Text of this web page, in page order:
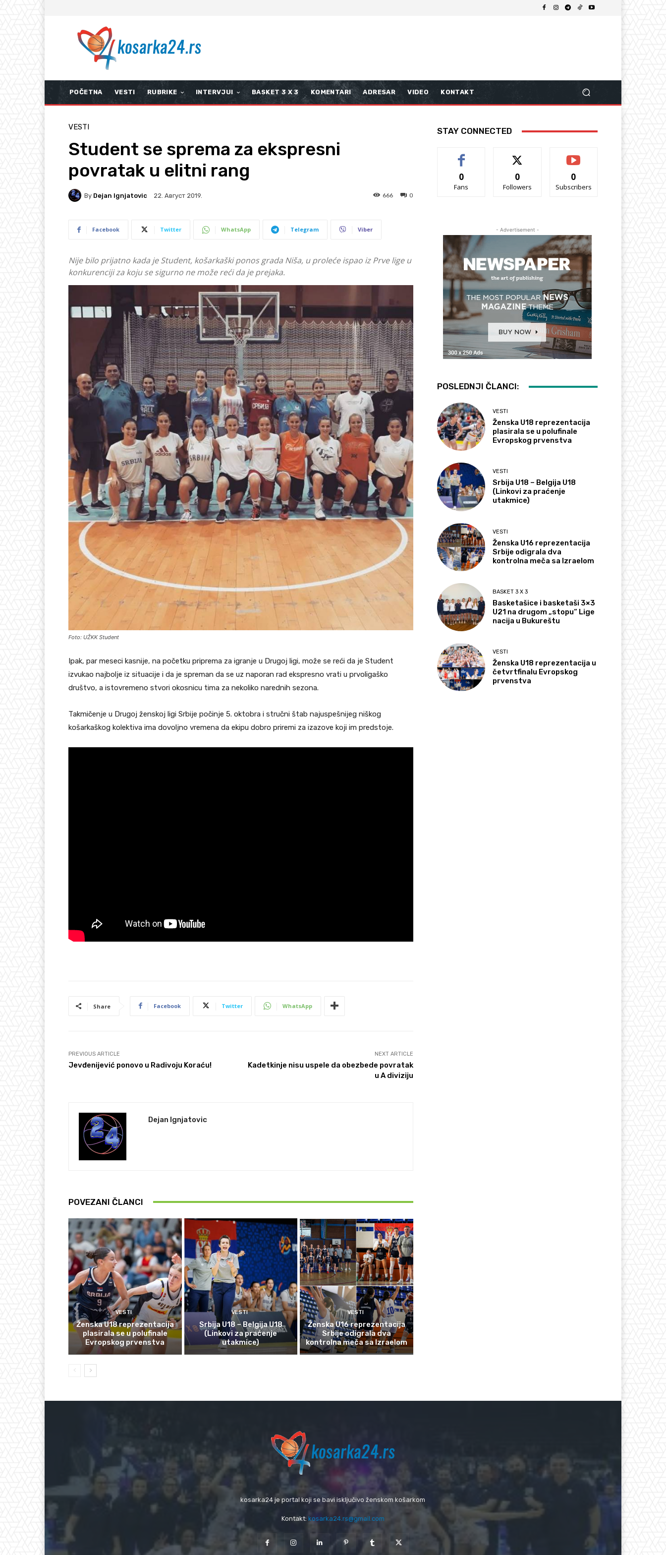
POČETNA VESTI RUBRIKE INTERVJUI BASKET 3 X 3 KOMENTARI ADRESAR VIDEO KONTAKT
VESTI
Student se sprema za ekspresni
povratak u elitni rang
By Dejan Ignjatovic 22. Август 2019. 0
666
Facebook Twitter WhatsApp Telegram Viber
Nije bilo prijatno kada je Student, košarkaški ponos grada Niša, u proleće ispao iz Prve lige u
konkurenciji za koju se sigurno ne može reći da je prejaka.
Foto: UŽKK Student
Ipak, par meseci kasnije, na početku priprema za igranje u Drugoj ligi, može se reći da je Student
izvukao najbolje iz situacije i da je spreman da se uz naporan rad ekspresno vrati u prvoligaško
društvo, a istovremeno stvori okosnicu tima za nekoliko narednih sezona.
Takmičenje u Drugoj ženskoj ligi Srbije počinje 5. oktobra i stručni štab najuspešnijeg niškog
košarkaškog kolektiva ima dovoljno vremena da ekipu dobro priremi za izazove koji im predstoje.
Share Facebook Twitter WhatsApp
PREVIOUS ARTICLE
Jevđenijević ponovo u Radivoju Koraću!
NEXT ARTICLE
Kadetkinje nisu uspele da obezbede povratak
u A diviziju
Dejan Ignjatovic
POVEZANI ČLANCI
VESTI
Ženska U18 reprezentacija
plasirala se u polufinale
Evropskog prvenstva
VESTI
Srbija U18 – Belgija U18
(Linkovi za praćenje
utakmice)
VESTI
Ženska U16 reprezentacija
Srbije odigrala dva
kontrolna meča sa Izraelom
STAY CONNECTED
0
Fans
0
Followers
0
Subscribers
- Advertisement -
POSLEDNJI ČLANCI:
VESTI
Ženska U18 reprezentacija
plasirala se u polufinale
Evropskog prvenstva
VESTI
Srbija U18 – Belgija U18
(Linkovi za praćenje
utakmice)
VESTI
Ženska U16 reprezentacija
Srbije odigrala dva
kontrolna meča sa Izraelom
BASKET 3 X 3
Basketašice i basketaši 3×3
U21 na drugom „stopu“ Lige
nacija u Bukureštu
VESTI
Ženska U18 reprezentacija u
četvrtfinalu Evropskog
prvenstva
kosarka24 je portal koji se bavi isključivo ženskom košarkom
Kontakt: kosarka24.rs@gmail.com